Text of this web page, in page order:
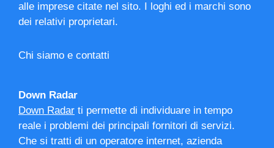
alle imprese citate nel sito. I loghi ed i marchi sono
dei relativi proprietari.
Chi siamo e contatti
Down Radar
Down Radar ti permette di individuare in tempo
reale i problemi dei principali fornitori di servizi.
Che si tratti di un operatore internet, azienda